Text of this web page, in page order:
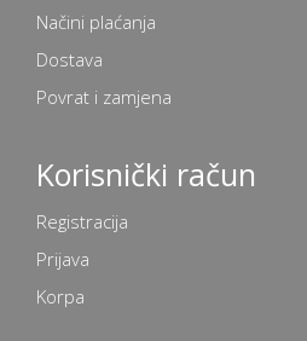
Načini plaćanja
Dostava
Povrat i zamjena
Korisnički račun
Registracija
Prijava
Korpa